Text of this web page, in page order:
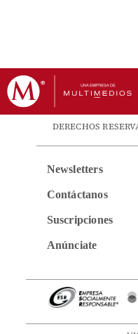
DERECHOS
Newsletters
Contáctanos
Suscripciones
Anúnciate